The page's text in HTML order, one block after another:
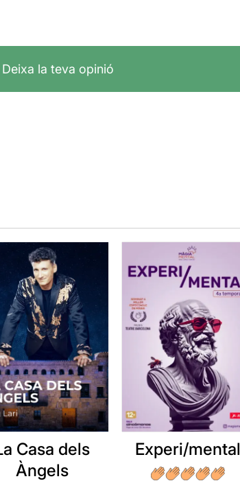
Deixa la teva opinió
Casa dels
Àngels
Experi/mental